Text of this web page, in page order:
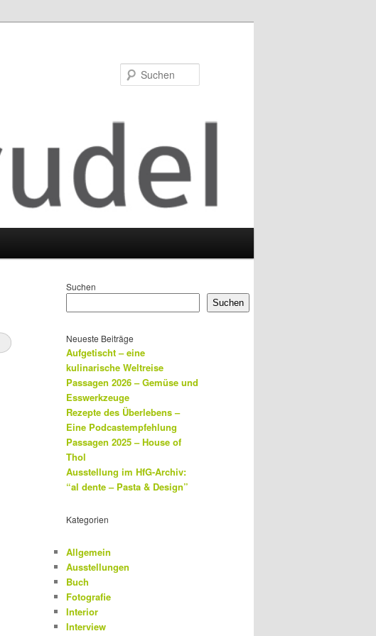
Suchen
Suchen
Neueste Beiträge
Aufgetischt – eine
kulinarische Weltreise
Passagen 2026 – Gemüse und
Esswerkzeuge
Rezepte des Überlebens –
Eine Podcastempfehlung
Passagen 2025 – House of
Thol
Ausstellung im HfG-Archiv:
“al dente – Pasta & Design”
Kategorien
Allgemein
Ausstellungen
Buch
Fotografie
Interior
Interview